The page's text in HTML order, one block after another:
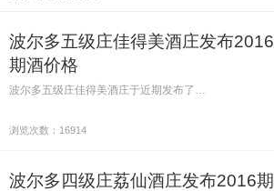
波尔多五级庄佳得美酒庄发布2016
期酒价格
波尔多五级庄佳得美酒庄于近期发布了…
浏览次数：16914
波尔多四级庄荔仙酒庄发布2016期